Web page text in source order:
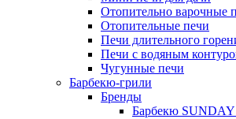
Отопительно варочные
Отопительные печи
Печи длительного
Печи с водяным
Чугунные печи
Барбекю-грили
Бренды
Барбекю